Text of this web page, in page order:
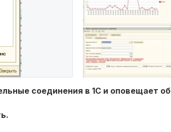
соединения в 1С и оповещает об